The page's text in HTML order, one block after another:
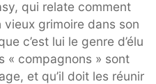
qui relate comment
grimoire dans son
c’est lui le genre d’élu
« compagnons » sont
et qu’il doit les réunir